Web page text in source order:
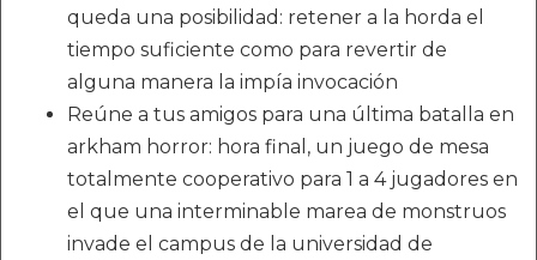
queda una posibilidad: retener a la horda el
tiempo suficiente como para revertir de
alguna manera la impía invocación
Reúne a tus amigos para una última batalla en
arkham horror: hora final, un juego de mesa
totalmente cooperativo para 1 a 4 jugadores en
el que una interminable marea de monstruos
invade el campus de la universidad de